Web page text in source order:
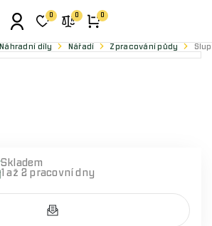
0 0 0
Náhradní díly Nářadí Zpracování půdy
Skladem
1 až 2 pracovní dny